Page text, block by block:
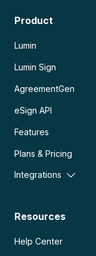
Product
Lumin
Lumin Sign
AgreementGen
eSign API
Features
Plans & Pricing
Integrations
Resources
Help Center